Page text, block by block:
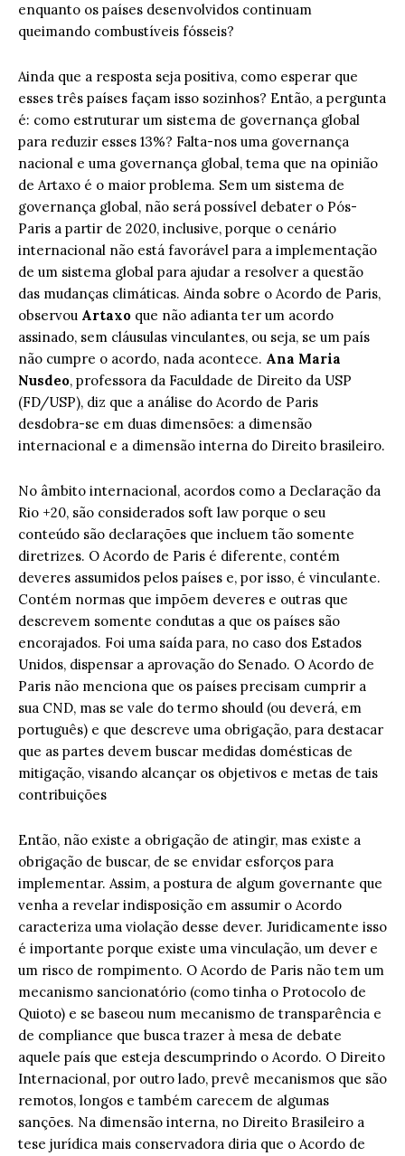
enquanto os países desenvolvidos continuam
queimando combustíveis fósseis?
Ainda que a resposta seja positiva, como esperar que
esses três países façam isso sozinhos? Então, a pergunta
é: como estruturar um sistema de governança global
para reduzir esses 13%? Falta-nos uma governança
nacional e uma governança global, tema que na opinião
de Artaxo é o maior problema. Sem um sistema de
governança global, não será possível debater o Pós-
Paris a partir de 2020, inclusive, porque o cenário
internacional não está favorável para a implementação
de um sistema global para ajudar a resolver a questão
das mudanças climáticas. Ainda sobre o Acordo de Paris,
observou Artaxo que não adianta ter um acordo
assinado, sem cláusulas vinculantes, ou seja, se um país
não cumpre o acordo, nada acontece. Ana Maria
Nusdeo, professora da Faculdade de Direito da USP
(FD/USP), diz que a análise do Acordo de Paris
desdobra-se em duas dimensões: a dimensão
internacional e a dimensão interna do Direito brasileiro.
No âmbito internacional, acordos como a Declaração da
Rio +20, são considerados soft law porque o seu
conteúdo são declarações que incluem tão somente
diretrizes. O Acordo de Paris é diferente, contém
deveres assumidos pelos países e, por isso, é vinculante.
Contém normas que impõem deveres e outras que
descrevem somente condutas a que os países são
encorajados. Foi uma saída para, no caso dos Estados
Unidos, dispensar a aprovação do Senado. O Acordo de
Paris não menciona que os países precisam cumprir a
sua CND, mas se vale do termo should (ou deverá, em
português) e que descreve uma obrigação, para destacar
que as partes devem buscar medidas domésticas de
mitigação, visando alcançar os objetivos e metas de tais
contribuições
Então, não existe a obrigação de atingir, mas existe a
obrigação de buscar, de se envidar esforços para
implementar. Assim, a postura de algum governante que
venha a revelar indisposição em assumir o Acordo
caracteriza uma violação desse dever. Juridicamente isso
é importante porque existe uma vinculação, um dever e
um risco de rompimento. O Acordo de Paris não tem um
mecanismo sancionatório (como tinha o Protocolo de
Quioto) e se baseou num mecanismo de transparência e
de compliance que busca trazer à mesa de debate
aquele país que esteja descumprindo o Acordo. O Direito
Internacional, por outro lado, prevê mecanismos que são
remotos, longos e também carecem de algumas
sanções. Na dimensão interna, no Direito Brasileiro a
tese jurídica mais conservadora diria que o Acordo de